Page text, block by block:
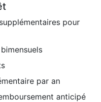
pour
par an
anticipé